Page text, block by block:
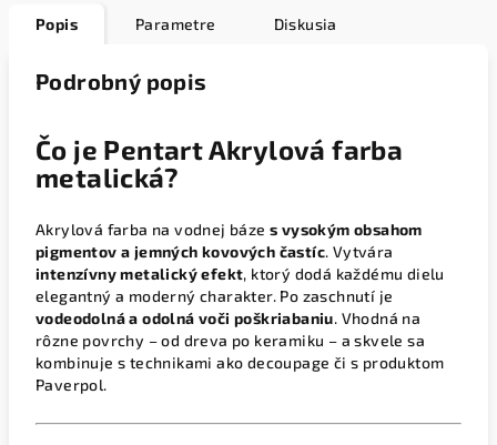
Popis Parametre Diskusia
Podrobný popis
Čo je Pentart Akrylová farba
metalická?
Akrylová farba na vodnej báze s vysokým obsahom
pigmentov a jemných kovových častíc. Vytvára
intenzívny metalický efekt, ktorý dodá každému dielu
elegantný a moderný charakter. Po zaschnutí je
vodeodolná a odolná voči poškriabaniu. Vhodná na
rôzne povrchy – od dreva po keramiku – a skvele sa
kombinuje s technikami ako decoupage či s produktom
Paverpol.